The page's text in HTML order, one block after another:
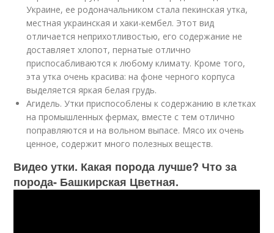
Украине, ее родоначальником стала пекинская утка,
местная украинская и хаки-кембел. Этот вид
отличается неприхотливостью, его содержание не
доставляет хлопот, пернатые отлично
приспосабливаются к любому климату. Кроме того,
эта утка очень красива: на фоне черного корпуса
выделяется яркая белая грудь.
Агидель. Утки приспособлены к содержанию в клетках
на промышленных фермах, вместе с тем отлично
поправляются и на вольном выпасе. Мясо их очень
ценное, содержит много полезных веществ.
Видео утки. Какая порода лучше? Что за
порода- Башкирская Цветная.